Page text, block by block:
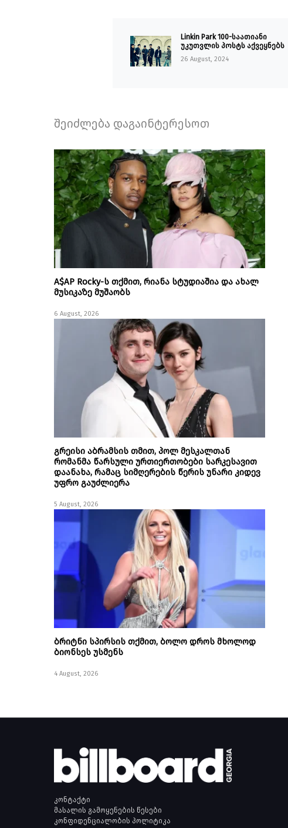
Linkin Park 100-საათიანი
უკუთვლის პოსტს აქვეყნებს
26 August, 2024
შეიძლება დაგაინტერესოთ
A$AP Rocky-ს თქმით, რიანა სტუდიაშია და ახალ
მუსიკაზე მუშაობს
6 August, 2026
გრეისი აბრამსის თმით, პოლ მესკალთან
რომანმა წარსული ურთიერთობები სარკესავით
დაანახა, რამაც სიმღერების წერის უნარი კიდევ
უფრო გაუძლიერა
5 August, 2026
ბრიტნი სპირსის თქმით, ბოლო დროს მხოლოდ
ბიონსეს უსმენს
4 August, 2026
კონტაქტი
მასალის გამოყენების წესები
კონფიდენციალობის პოლიტიკა